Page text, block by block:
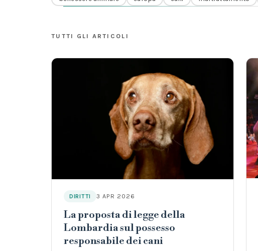
TUTTI GLI ARTICOLI
DIRITTI 3 APR 2026
La proposta di legge della
Lombardia sul possesso
responsabile dei cani